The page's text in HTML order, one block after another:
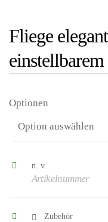
Fliege
Optionen
n. v.
Artikelnummer
Zubehör